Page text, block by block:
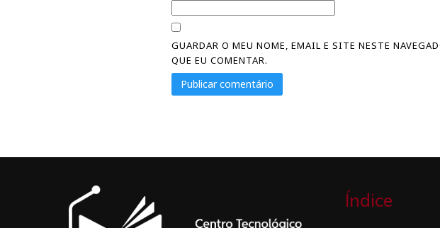
GUARDAR O MEU NOME, EMAIL E SITE NESTE
QUE EU COMENTAR.
Índice